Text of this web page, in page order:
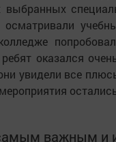
выбранных
осматривали
оказался
увидели все
важным и